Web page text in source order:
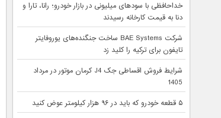
خداحافظی با سودهای میلیونی در بازار خودرو؛ رانا، تارا و
دنا به قیمت کارخانه رسیدند
شرکت BAE Systems ساخت جنگنده‌های یوروفایتر
تایفون برای ترکیه را کلید زد
شرایط فروش اقساطی جک J4 کرمان موتور در مرداد
1405
۵ قطعه خودرو که باید در ۹۶ هزار کیلومتر عوض کنید